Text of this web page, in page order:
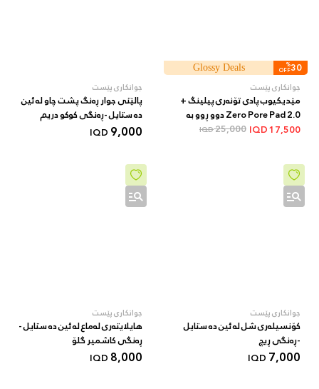
30
%
OFF
Glossy Deals
جوانکاری پێست
مێدیکیوب پادی تۆنەری پیلینگ +
Zero Pore Pad 2.0 دوو ڕوو بە
AHA/BHA + 70 دانە
17,500
25,000
IQD
جوانکاری پێست
پالێتی جوار ڕەنگ پشت چاو لە ئین
دە ستایل -ڕەنگی کوکو دریم
9,000
IQD
جوانکاری پێست
کۆنسیلەری شل لە ئین دە ستایل
-ڕەنگی ڕیچ
7,000
IQD
جوانکاری پێست
هایلایتەری لەماع لە ئین دە ستایل -
ڕەنگی کاشمیر گلۆ
8,000
IQD